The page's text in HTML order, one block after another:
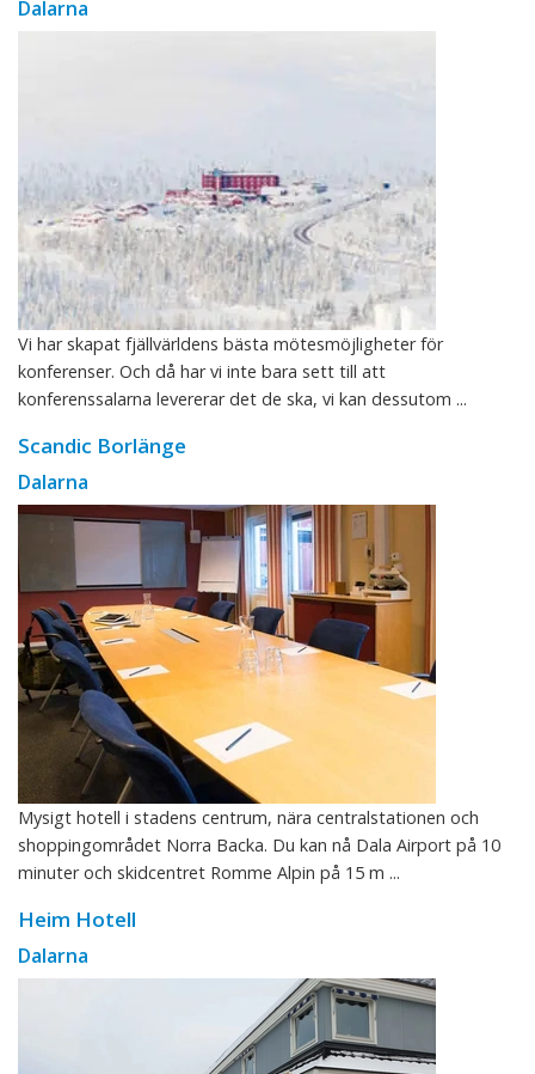
Dalarna
Vi har skapat fjällvärldens bästa mötesmöjligheter för
konferenser. Och då har vi inte bara sett till att
konferenssalarna levererar det de ska, vi kan dessutom ...
Scandic Borlänge
Dalarna
Mysigt hotell i stadens centrum, nära centralstationen och
shoppingområdet Norra Backa. Du kan nå Dala Airport på 10
minuter och skidcentret Romme Alpin på 15 m ...
Heim Hotell
Dalarna